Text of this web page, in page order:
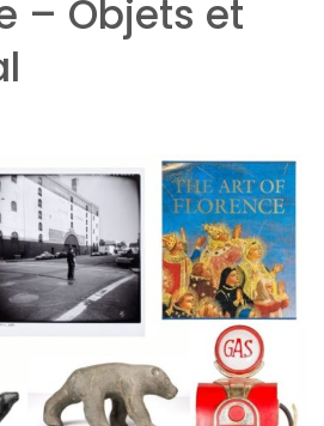
– Objets et